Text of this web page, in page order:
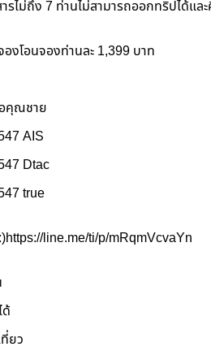
รไม่ถึง 7 ท่านไม่สามารถออกทริปได้แล
องโอนจองท่านละ 1,399 บาท
คุณชาย
AIS
Dtac
true
line.me/ti/p/mRqmVcvaYn
ยว